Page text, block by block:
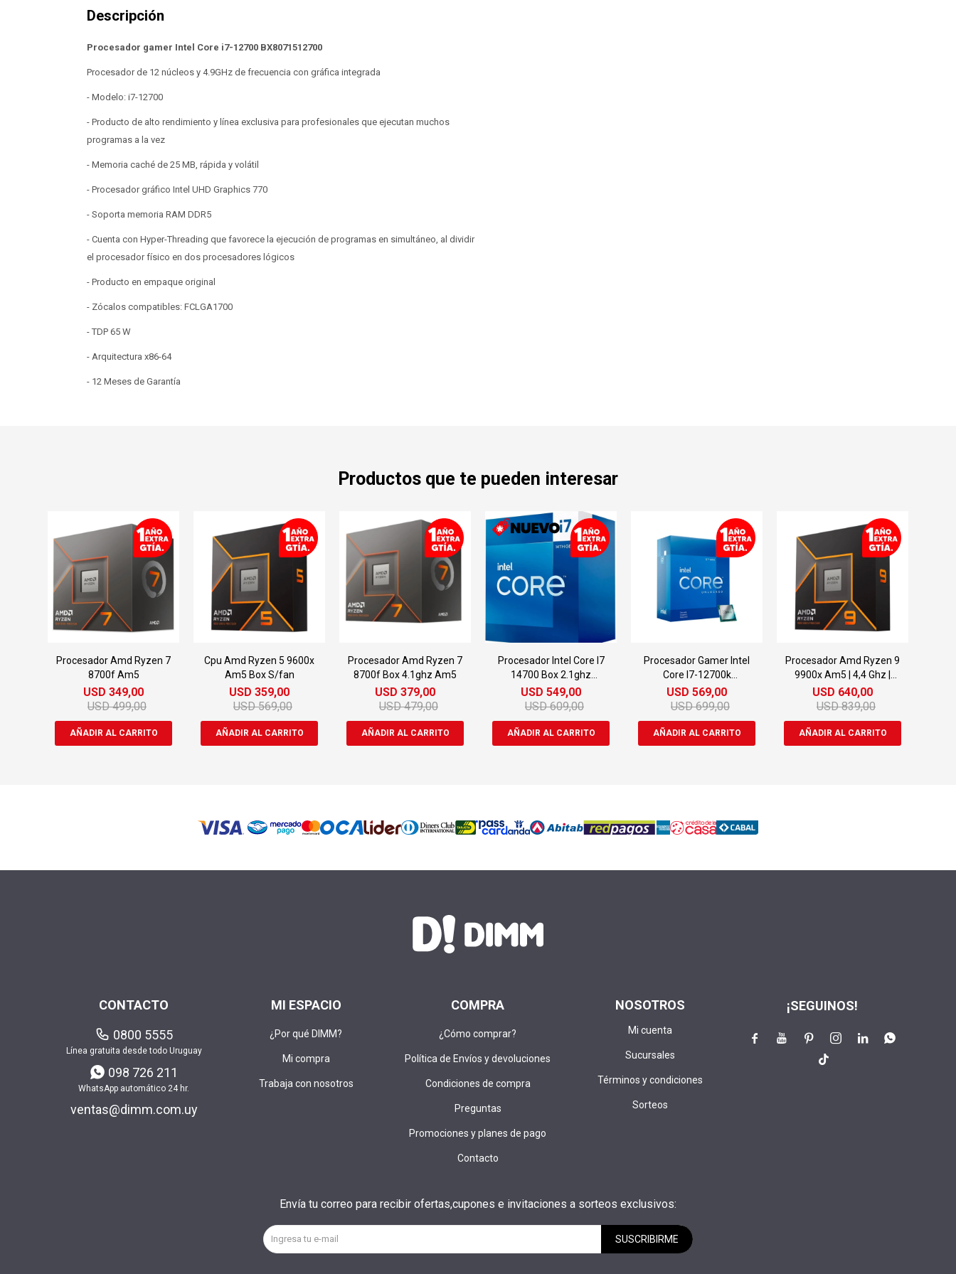
Procesador gamer Intel Core i7-12700 BX8071512700
Procesador de 12 núcleos y 4.9GHz de frecuencia con gráfica integrada
- Modelo: i7-12700
- Producto de alto rendimiento y línea exclusiva para profesionales que ejecutan muchos
programas a la vez
- Memoria caché de 25 MB, rápida y volátil
- Procesador gráfico Intel UHD Graphics 770
- Soporta memoria RAM DDR5
- Cuenta con Hyper-Threading que favorece la ejecución de programas en simultáneo, al dividir
el procesador físico en dos procesadores lógicos
- Producto en empaque original
- Zócalos compatibles: FCLGA1700
- TDP 65 W
- Arquitectura x86-64
- 12 Meses de Garantía
Productos que te pueden interesar
Procesador Amd Ryzen 7
8700f Am5
USD 349,00
USD 499,00
Cpu Amd Ryzen 5 9600x
Am5 Box S/fan
USD 359,00
USD 569,00
Procesador Amd Ryzen 7
8700f Box 4.1ghz Am5
USD 379,00
USD 479,00
Procesador Intel Core I7
14700 Box 2.1ghz
Lga1700
USD 549,00
USD 609,00
Procesador Gamer Intel
Core I7-12700k
Bx8071512700k
USD 569,00
USD 699,00
Procesador Amd Ryzen 9
9900x Am5 | 4,4 Ghz |
Turbo De 5,6 Ghz
USD 640,00
USD 839,00
MI ESPACIO
¿Por qué DIMM?
Mi compra
Trabaja con nosotros
COMPRA
¿Cómo comprar?
Política de Envíos y devoluciones
Condiciones de compra
Preguntas
Promociones y planes de pago
Contacto
NOSOTROS
Mi cuenta
Sucursales
Términos y condiciones
Sorteos
CONTACTO
0800 5555
Línea gratuita desde todo Uruguay
098 726 211
WhatsApp automático 24 hr.
ventas@dimm.com.uy
Envía tu correo para recibir ofertas,cupones e invitaciones a sorteos exclusivos:
SUSCRIBIRME
¡SEGUINOS!
    

